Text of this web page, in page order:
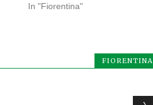
In "Fiorentina"
FIORENTINA